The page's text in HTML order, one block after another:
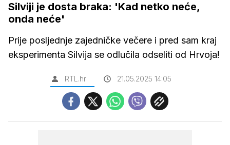
Silviji je dosta braka: 'Kad netko neće,
onda neće'
Prije posljednje zajedničke večere i pred sam kraj
eksperimenta Silvija se odlučila odseliti od Hrvoja!
RTL.hr 21.05.2025 14:05